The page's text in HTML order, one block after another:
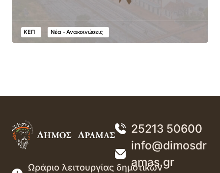
ΚΕΠ Νέα - Ανακοινώσεις
25213 50600
info@dimosdr
amas.gr
Ωράριο λειτουργίας δημοτικών